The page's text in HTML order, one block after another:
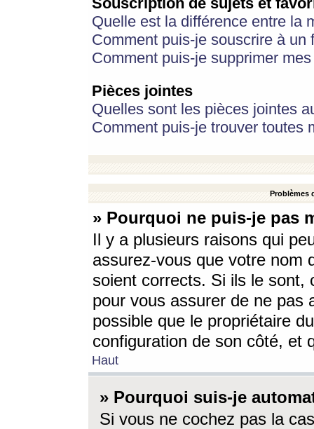
Quelle est la différence entre la
Comment puis-je souscrire à
Comment puis-je supprimer
Pièces jointes
Quelles sont les pièces jointes
Comment puis-je trouver toutes
Problèmes
» Pourquoi ne puis-je pas
Il y a plusieurs raisons qui
assurez-vous que votre nom
soient corrects. Si ils le sont,
pour vous assurer de ne pas
possible que le propriétaire
configuration de son côté, et
Haut
» Pourquoi suis-je
Si vous ne cochez pas la